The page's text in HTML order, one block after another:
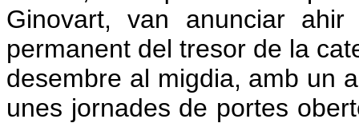
Ginovart, van anunciar
permanent del tresor de la
desembre al migdia, amb un
unes jornades de portes